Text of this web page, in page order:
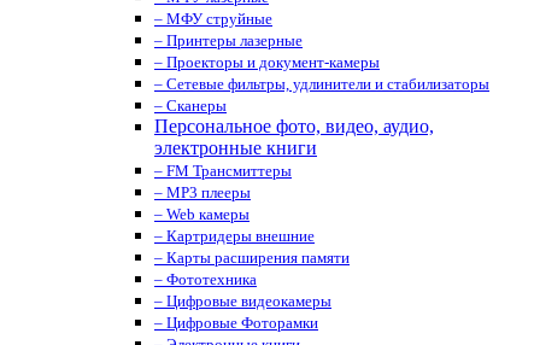
– МФУ струйные
– Принтеры лазерные
– Проекторы и документ-камеры
– Сетевые фильтры, удлинители и стабилизаторы
– Сканеры
Персональное фото, видео, аудио,
электронные книги
– FM Трансмиттеры
– MP3 плееры
– Web камеры
– Картридеры внешние
– Карты расширения памяти
– Фототехника
– Цифровые видеокамеры
– Цифровые Фоторамки